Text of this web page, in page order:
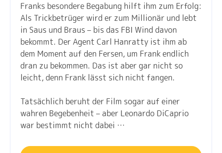
Franks besondere Begabung hilft ihm zum Erfolg:
Als Trickbetrüger wird er zum Millionär und lebt
in Saus und Braus – bis das FBI Wind davon
bekommt. Der Agent Carl Hanratty ist ihm ab
dem Moment auf den Fersen, um Frank endlich
dran zu bekommen. Das ist aber gar nicht so
leicht, denn Frank lässt sich nicht fangen.
Tatsächlich beruht der Film sogar auf einer
wahren Begebenheit – aber Leonardo DiCaprio
war bestimmt nicht dabei …